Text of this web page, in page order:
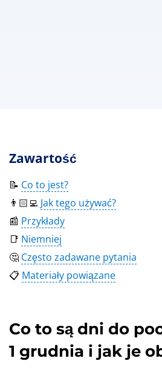
Zawartość
📝 Co to jest?
👨🏻‍💻 Jak tego używać?
📰 Przykłady
📑 Niemniej
🤔 Często zadawane pytania
📋 Materiały powiązane
Co to są dni do
1 grudnia i jak je